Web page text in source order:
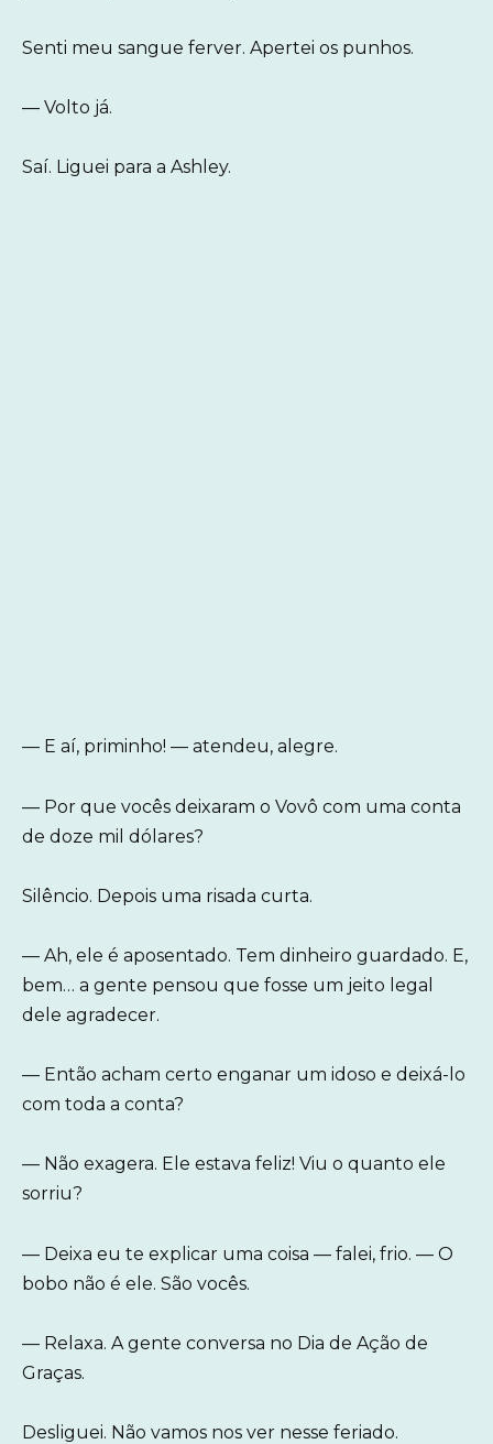
Senti meu sangue ferver. Apertei os punhos.
— Volto já.
Saí. Liguei para a Ashley.
— E aí, priminho! — atendeu, alegre.
— Por que vocês deixaram o Vovô com uma conta
de doze mil dólares?
Silêncio. Depois uma risada curta.
— Ah, ele é aposentado. Tem dinheiro guardado. E,
bem… a gente pensou que fosse um jeito legal
dele agradecer.
— Então acham certo enganar um idoso e deixá-lo
com toda a conta?
— Não exagera. Ele estava feliz! Viu o quanto ele
sorriu?
— Deixa eu te explicar uma coisa — falei, frio. — O
bobo não é ele. São vocês.
— Relaxa. A gente conversa no Dia de Ação de
Graças.
Desliguei. Não vamos nos ver nesse feriado.